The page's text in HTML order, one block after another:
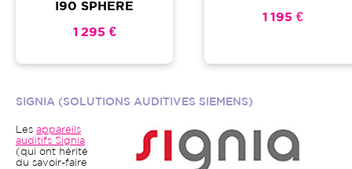
I90 SPHERE
1 295 €
1 195 €
SIGNIA (SOLUTIONS AUDITIVES SIEMENS)
Les appareils
auditifs Signia
(qui ont hérité
du savoir-faire